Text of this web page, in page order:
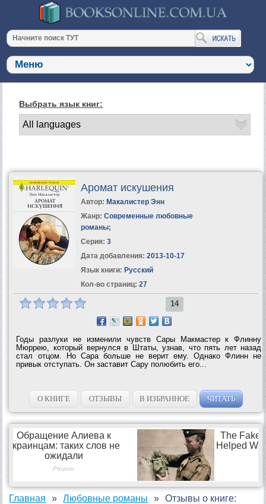
Выбрать язык книг:
Аромат искушения
Автор: Макалистер Энн
Жанр: Современные любовные
романы;
Серия: 3
Дата добавления: 2013-10-17
Язык книги: Русский
Кол-во страниц: 27
14
Годы разлуки не изменили чувств Сары Макмастер к Флинну
Мюррею, который вернулся в Штаты, узнав, что пять лет назад
стал отцом. Но Сара больше не верит ему. Однако Флинн не
привык отступать. Он заставит Сару полюбить его...
О КНИГЕ ОТЗЫВЫ В ИЗБРАННОЕ ЧИТАТЬ
Главная
Любовные романы
Отзывы о книге: